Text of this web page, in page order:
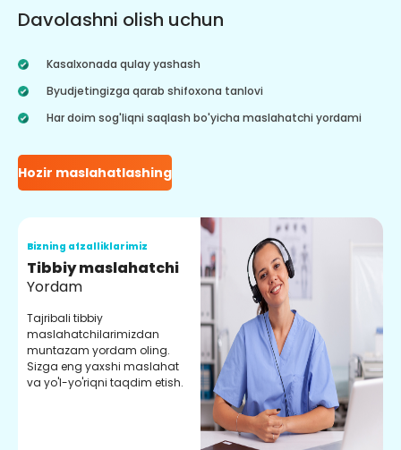
Davolashni olish uchun
Kasalxonada qulay yashash
Byudjetingizga qarab shifoxona tanlovi
Har doim sog'liqni saqlash bo'yicha maslahatchi yordami
Hozir maslahatlashing
Bizning afzalliklarimiz
Tibbiy maslahatchi
Yordam
Tajribali tibbiy
maslahatchilarimizdan
muntazam yordam oling.
Sizga eng yaxshi maslahat
va yo'l-yo'riqni taqdim etish.